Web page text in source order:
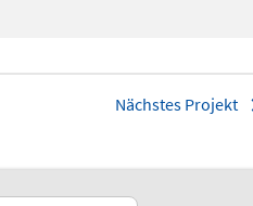
Nächstes Projekt